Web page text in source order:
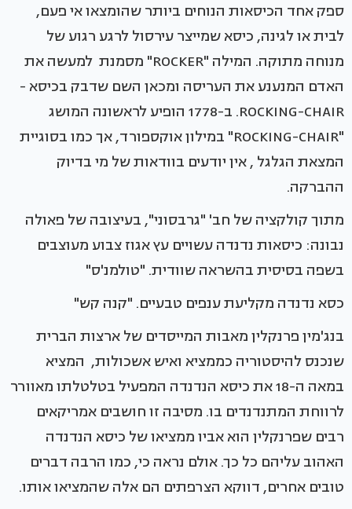
ספק אחד הכיסאות הנוחים ביותר שהומצאו אי פעם,
לבית או לגינה, כיסא שמייצר עירסול לרגע רגוע של
מנוחה מתוקה. המילה "ROCKER" מסמנת למעשה את
האדם המנענע את העריסה ומכאן השם שדבק בכיסא -
ROCKING-CHAIR. ב-1778 הופיע לראשונה המושג
"ROCKING-CHAIR" במילון אוקספורד, אך כמו בסוגיית
המצאת הגלגל , אין יודעים בוודאות של מי בדיוק
ההברקה.
מתוך קולקציה של חב' "גרבסוני", בעיצובה של פאולה
נבונה: כיסאות נדנדה עשויים עץ אגוז צבוע מעוצבים
בשפה בסיסית בהשראה שוודית. "טולמנ'ס"
כסא נדנדה מקליעת ענפים טבעיים. "קנה קש"
בנג'מין פרנקלין מאבות המייסדים של ארצות הברית
שנכנס להיסטוריה כממציא ואיש אשכולות, המציא
במאה ה-18 את כיסא הנדנדה המפעיל בטלטלתו מאוורר
לרווחת המתנדנדים בו. מסיבה זו חושבים אמריקאים
רבים שפרנקלין הוא אביו ממציאו של כיסא הנדנדה
האהוב עליהם כל כך. אולם נראה כי, כמו הרבה דברים
טובים אחרים, דווקא הצרפתים הם אלה שהמציאו אותו.